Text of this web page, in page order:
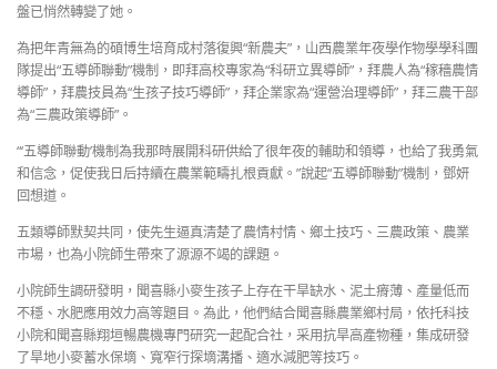
盤已悄然轉變了她。
為把年青無為的碩博生培育成村落復興“新農夫”，山西農業年夜學作物學學科團
隊提出“五導師聯動”機制，即拜高校專家為“科研立異導師”，拜農人為“稼穡農情
導師”，拜農技員為“生孩子技巧導師”，拜企業家為“運營治理導師”，拜三農干部
為“三農政策導師”。
“‘五導師聯動’機制為我那時展開科研供給了很年夜的輔助和領導，也給了我勇氣
和信念，促使我日后持續在農業範疇扎根貢獻。”說起“五導師聯動”機制，鄧妍
回想道。
五類導師默契共同，使先生逼真清楚了農情村情、鄉土技巧、三農政策、農業
市場，也為小院師生帶來了源源不竭的課題。
小院師生調研發明，聞喜縣小麥生孩子上存在干旱缺水、泥土瘠薄、產量低而
不穩、水肥應用效力高等題目。為此，他們結合聞喜縣農業鄉村局，依托科技
小院和聞喜縣翔垣暢農機專門研究一起配合社，采用抗旱高產物種，集成研發
了旱地小麥蓄水保墑、寬窄行探墑溝播、適水減肥等技巧。